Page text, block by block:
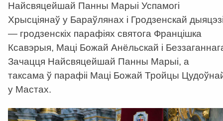
Найсвяцейшай Панны Марыі Успамогі
Хрысціянаў у Бараўлянах і Гродзенскай
— гродзенскіх парафіях святога Францішка
Ксавэрыя, Маці Божай Анёльскай і
Зачацця Найсвяцейшай Панны Марыі, а
таксама ў парафіі Маці Божай Тройцы
у Мастах.